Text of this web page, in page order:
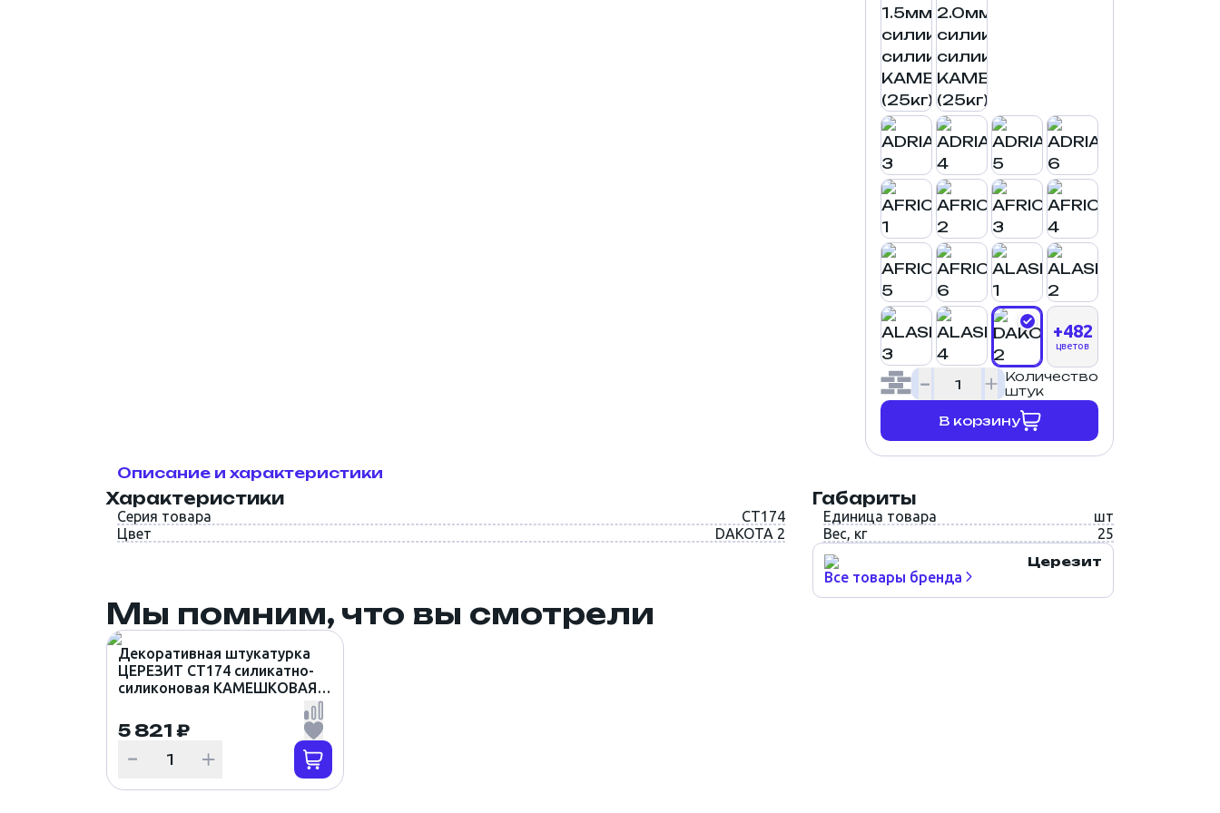
+482
цветов
Количество
штук
В корзину
Описание и характеристики
Характеристики
Серия товара
CT174
Цвет
DAKOTA 2
Габариты
Единица товара
шт
Вес, кг
25
Церезит
Все товары бренда
Мы помним, что вы смотрели
Декоративная штукатурка
ЦЕРЕЗИТ CT174 силикатно-
силиконовая КАМЕШКОВАЯ
1.5мм цвет DAKOTA 2 (25кг)
5 821 ₽